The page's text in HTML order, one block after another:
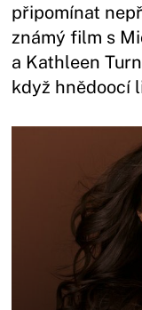
připomínat
známý film s
a Kathleen
když hnědoocí